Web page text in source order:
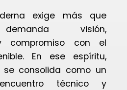
exige más que
visión,
compromiso con el
En ese espíritu,
se consolida como un
técnico y